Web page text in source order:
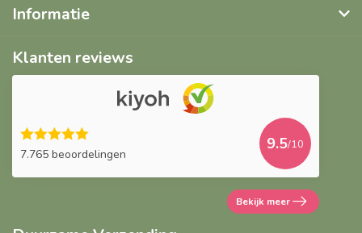
Informatie
Klanten reviews
7.765 beoordelingen
9.5/10
Bekijk meer